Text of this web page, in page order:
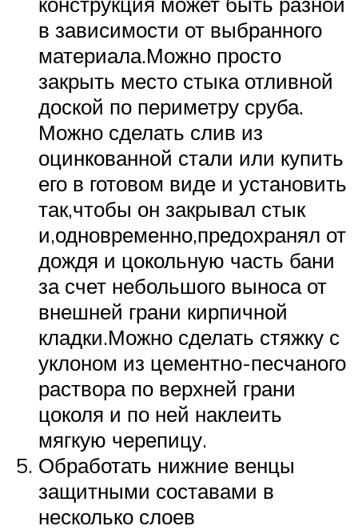
в зависимости от выбранного
материала.Можно просто
закрыть место стыка отливной
доской по периметру сруба.
Можно сделать слив из
оцинкованной стали или купить
его в готовом виде и установить
так,чтобы он закрывал стык
и,одновременно,предохранял от
дождя и цокольную часть бани
за счет небольшого выноса от
внешней грани кирпичной
кладки.Можно сделать стяжку с
уклоном из цементно-песчаного
раствора по верхней грани
цоколя и по ней наклеить
мягкую черепицу.
Обработать нижние венцы
защитными составами в
несколько слоев